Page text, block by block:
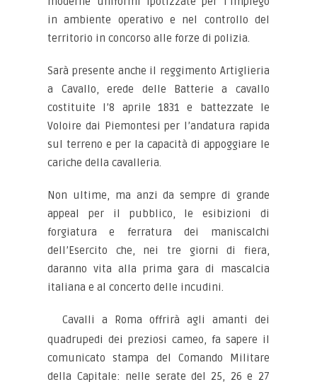
in ambiente operativo e nel controllo del
territorio in concorso alle forze di polizia.
Sarà presente anche il reggimento Artiglieria
a Cavallo, erede delle Batterie a cavallo
costituite l’8 aprile 1831 e battezzate le
Voloire dai Piemontesi per l’andatura rapida
sul terreno e per la capacità di appoggiare le
cariche della cavalleria.
Non ultime, ma anzi da sempre di grande
appeal per il pubblico, le esibizioni di
forgiatura e ferratura dei maniscalchi
dell’Esercito che, nei tre giorni di fiera,
daranno vita alla prima gara di mascalcia
italiana e al concerto delle incudini.
Cavalli a Roma offrirà agli amanti dei
quadrupedi dei preziosi cameo, fa sapere il
comunicato stampa del Comando Militare
della Capitale: nelle serate del 25, 26 e 27